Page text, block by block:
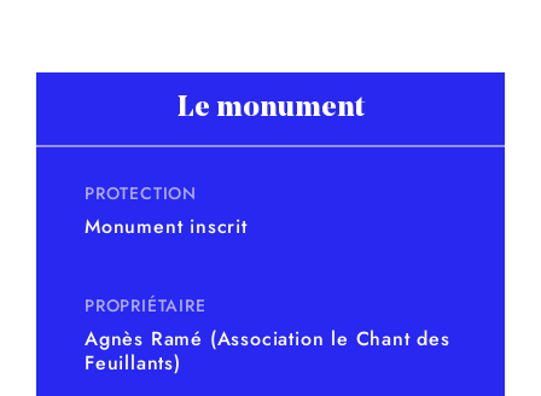
Le monument
PROTECTION
Monument inscrit
PROPRIÉTAIRE
Agnès Ramé (Association le Chant des
Feuillants)